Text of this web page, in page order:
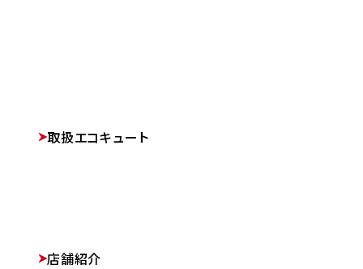
取扱エコキュート
店舗紹介